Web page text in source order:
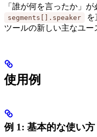
「誰が何を言ったか」が
segments[].speaker
ツールの新しい主なユー
使用例
例 1: 基本的な使い方